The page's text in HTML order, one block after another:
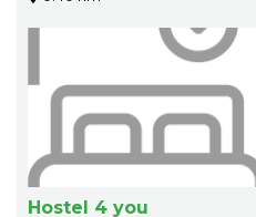
Hostel 4 you